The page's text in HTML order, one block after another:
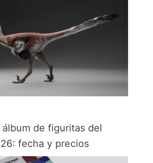
álbum de figuritas del
fecha y precios